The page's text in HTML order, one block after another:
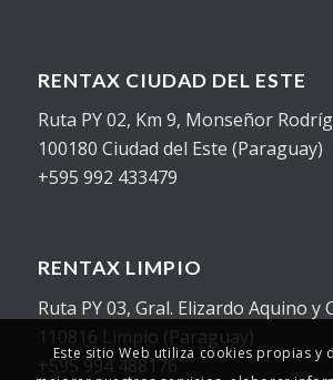
RENTAX CIUDAD DEL ESTE
Ruta PY 02, Km 9, Monseñor
100180 Ciudad del Este (Paraguay)
+595 992 433479
RENTAX LIMPIO
Ruta PY 03, Gral. Elizardo Aquino y
110816 Limpio (Paraguay)
+595 994 488176
Este sitio Web utiliza cookies propias y